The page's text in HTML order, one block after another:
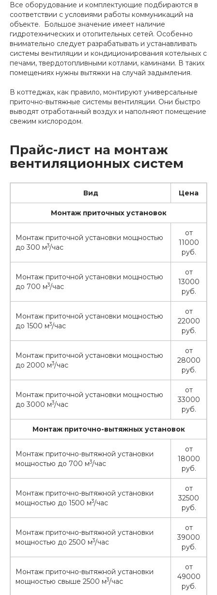
Все оборудование и комплектующие подбираются в
соответствии с условиями работы коммуникаций на
объекте. Большое значение имеет наличие
гидротехнических и отопительных сетей. Особенно
внимательно следует разрабатывать и устанавливать
системы вентиляции и кондиционирования котельных с
печами, твердотопливными котлами, каминами. В таких
помещениях нужны вытяжки на случай задымления.
В коттеджах, как правило, монтируют универсальные
приточно-вытяжные системы вентиляции. Они быстро
выводят отработанный воздух и наполняют помещение
свежим кислородом.
Прайс-лист на монтаж
вентиляционных систем
Вид Цена
Монтаж приточных установок
Монтаж приточной установки мощностью
до 300 м3/час
от
11000
руб.
Монтаж приточной установки мощностью
до 700 м3/час
от
13000
руб.
Монтаж приточной установки мощностью
до 1500 м3/час
от
22000
руб.
Монтаж приточной установки мощностью
до 2000 м3/час
от
28000
руб.
Монтаж приточной установки мощностью
до 3000 м3/час
от
33000
руб.
Монтаж приточно-вытяжных установок
Монтаж приточно-вытяжной установки
мощностью до 700 м3/час
от
18000
руб.
Монтаж приточно-вытяжной установки
мощностью до 1500 м3/час
от
32500
руб.
Монтаж приточно-вытяжной установки
мощностью до 2500 м3/час
от
39000
руб.
Монтаж приточно-вытяжной установки
мощностью свыше 2500 м3/час
от
49000
руб.